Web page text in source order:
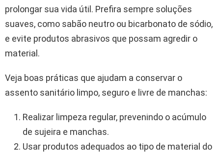
prolongar sua vida útil. Prefira sempre soluções
suaves, como sabão neutro ou bicarbonato de sódio,
e evite produtos abrasivos que possam agredir o
material.
Veja boas práticas que ajudam a conservar o
assento sanitário limpo, seguro e livre de manchas:
Realizar limpeza regular, prevenindo o acúmulo
de sujeira e manchas.
Usar produtos adequados ao tipo de material do